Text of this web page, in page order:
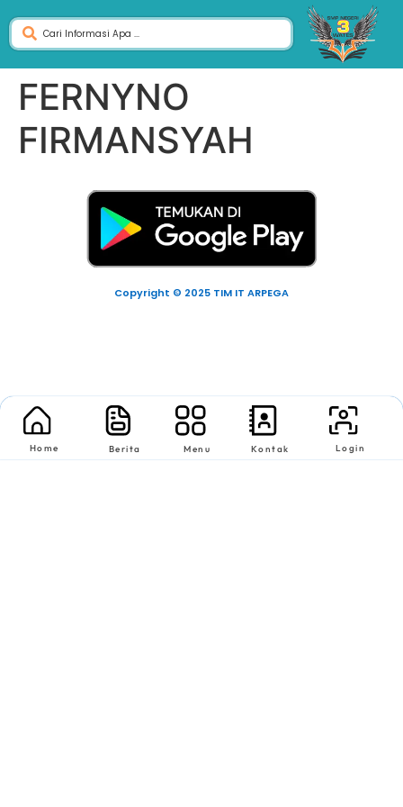
FERNYNO
FIRMANSYAH
Copyright © 2025 TIM IT ARPEGA
Home Berita Menu Kontak Login